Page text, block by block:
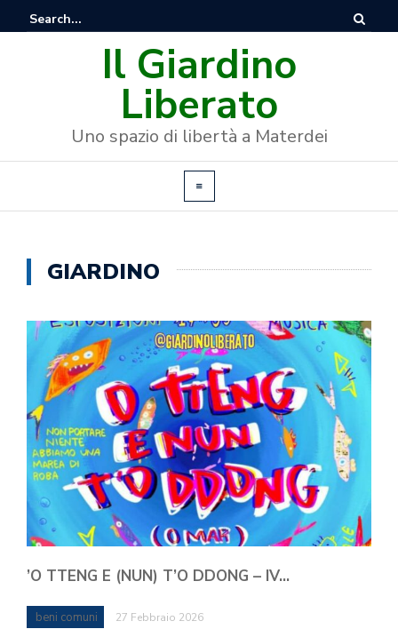
Il Giardino
Liberato
Uno spazio di libertà a Materdei
GIARDINO
’O TTENG E (NUN) T’O DDONG – IV…
beni comuni 27 Febbraio 2026